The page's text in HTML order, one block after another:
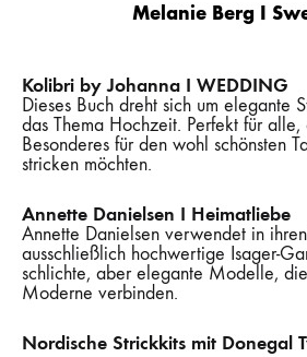
Melanie Berg I
Kolibri by Johanna I WEDDING
Dieses Buch dreht sich um elegante
das Thema Hochzeit. Perfekt für
Besonderes für den wohl schönsten
stricken möchten.
Annette Danielsen I Heimatliebe
Annette Danielsen verwendet in
ausschließlich hochwertige Isager-
schlichte, aber elegante Modelle,
Moderne verbinden.
Nordische Strickkits mit Donegal